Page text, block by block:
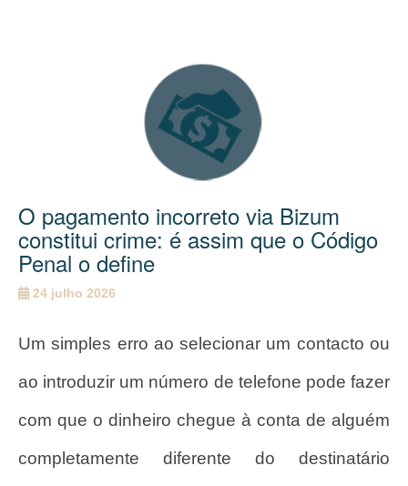
O pagamento incorreto via Bizum
constitui crime: é assim que o Código
Penal o define
24 julho 2026
Um simples erro ao selecionar um contacto ou
ao introduzir um número de telefone pode fazer
com que o dinheiro chegue à conta de alguém
completamente diferente do destinatário